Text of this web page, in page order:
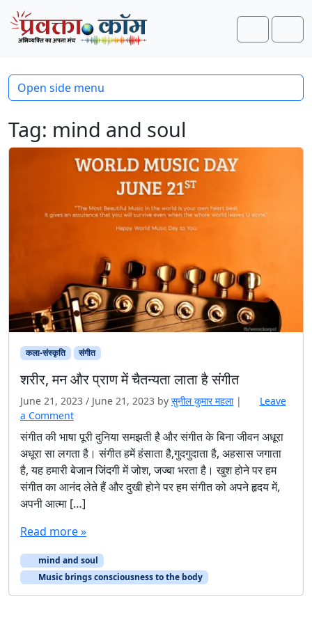
Skip to content
Skip to footer
Search
Tag: mind and soul
कला-संस्कृति संगीत
शरीर, मन और प्राण में चैतन्यता लाता है संगीत
June 21, 2023 / June 21, 2023 by सुनील कुमार महला |
Leave
a Comment
संगीत की भाषा पूरी दुनिया समझती है और संगीत के बिना जीवन अधूरा
अधूरा सा लगता है। संगीत हमें हंसाता है,गुदगुदाता है, अहसास जगाता
है, यह हमारी बेजान जिंदगी में जोश, जज्बा भरता है। खुश होने पर हम
संगीत का आनंद लेते हैं और दुखी होने पर हम संगीत को अपने हृदय में,
अपनी आत्मा […]
Read more »
mind and soul
Music brings consciousness to the body
Open side menu